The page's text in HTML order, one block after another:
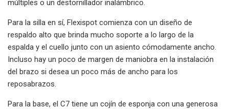
múltiples o un destornillador inalámbrico.
Para la silla en sí, Flexispot comienza con un diseño de
respaldo alto que brinda mucho soporte a lo largo de la
espalda y el cuello junto con un asiento cómodamente ancho.
Incluso hay un poco de margen de maniobra en la instalación
del brazo si desea un poco más de ancho para los
reposabrazos.
Para la base, el C7 tiene un cojín de esponja con una generosa